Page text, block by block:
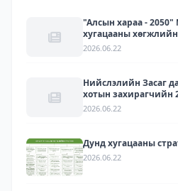
"Алсын хараа -
хугацааны
2030 онд
2026.06.22
Нийслэлийн Засаг
хотын захирагчийн
хэрэгжүүлэх арга
2026.06.22
Дунд хугацааны
2026.06.22